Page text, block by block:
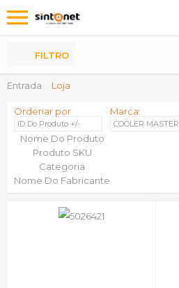
Entrada Loja
FILTRO
Ordenar por
ID Do Produto +/-
Nome Do Produto
Produto SKU
Categoria
Nome Do Fabricante
Marca:
COOLER MASTER